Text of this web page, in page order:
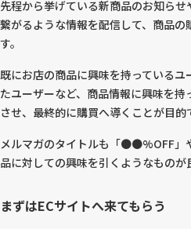
先程から挙げている新商品のお知ら
繋がるような情報を配信して、商品
す。
既にお店の商品に興味を持っている
たユーザーなど、商品情報に興味を
させ、最終的に購買へ導くことが目的
メルマガのタイトルも「●●%OFF」
品に対しての興味を引くようなものが
まずはECサイトへ来てもらう